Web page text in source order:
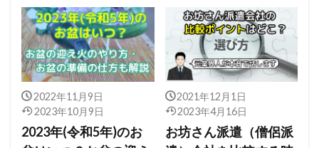
2022年11月9日
2023年10月9日
2023年(令和5年)のお
2021年12月1日
2023年4月16日
お坊さん派遣（僧侶派